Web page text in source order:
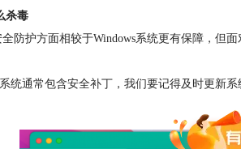
杀毒
防护方面相较于Windows系统更有保障，但
统通常包含安全补丁，我们要记得及时更新